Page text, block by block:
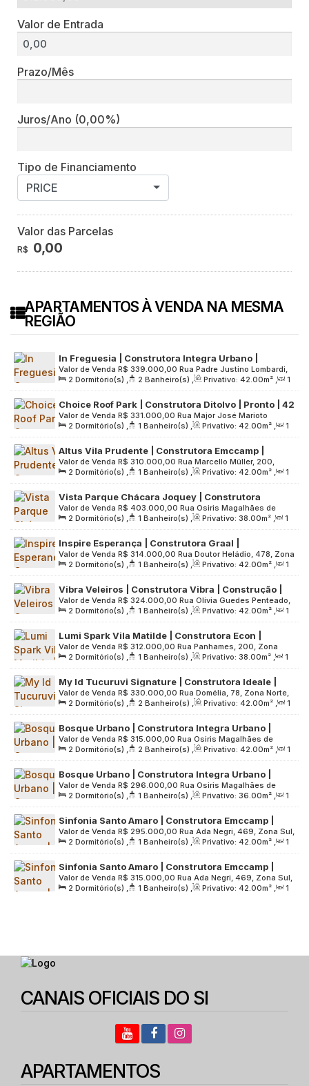
Valor de Entrada
Prazo/Mês
Juros/Ano (0,00%)
Tipo de Financiamento
PRICE
Valor das Parcelas
R$ 0,00
APARTAMENTOS À VENDA NA MESMA
REGIÃO
In Freguesia | Construtora Integra Urbano |
Construção | 42 metros | 02 dormitórios | varanda
| suíte | 01 vaga
R$ 339.000,00
Valor de Venda
Rua Padre Justino Lombardi,
127, Zona Norte, 02931-060, Vila Pereira Cerca, São Paulo,
São Paulo, Brasil
2 Dormitório(s) , 2 Banheiro(s) , Privativo: 42.00m² ,
1
Sala(s) , 1 Suíte(s) , 1 Vaga(s) , Útil: 42.00m² ,
Terreno:
1984.00 m²
Choice Roof Park | Construtora Ditolvo | Pronto | 42
metros | 02 dormitórios | varanda | sem vaga
R$ 331.000,00
Valor de Venda
Rua Major José Marioto
Ferreira, 168, Zona Sul, 05662-020, Paraisópolis, São Paulo,
São Paulo, Brasil
2 Dormitório(s) , 1 Banheiro(s) , Privativo: 42.00m² ,
1
Sala(s) , Útil: 42.00m² , Terreno: 3000.00m²
Altus Vila Prudente | Construtora Emccamp |
Construção | 42 metros | 02 dormitórios | com
varanda | sem vaga
R$ 310.000,00
Valor de Venda
Rua Marcello Müller, 200,
Zona Leste, 03223-060, Jardim Independência, São Paulo,
São Paulo, Brasil
2 Dormitório(s) , 1 Banheiro(s) , Privativo: 42.00m² ,
1
Sala(s) , Útil: 42.00m² , Terreno: 3781.00m²
Vista Parque Chácara Joquey | Construtora
Abiatar | Construção | 38 Metros | 02 Dormitórios |
Varanda Grill | 01 Vaga
R$ 403.000,00
Valor de Venda
Rua Osiris Magalhães de
Almeida, 384, Zona Oeste, 05634-020, Jardim Monte Kemel,
São Paulo, São Paulo, Brasil
2 Dormitório(s) , 1 Banheiro(s) , Privativo: 38.00m² ,
1
Sala(s) , 1 Vaga(s) , Útil: 38.00m² , Terreno: 2001.00m²
Inspire Esperança | Construtora Graal |
Construção | 42 metros | 02 dormitórios | com
varanda | sem vaga
R$ 314.000,00
Valor de Venda
Rua Doutor Heládio, 478, Zona
Leste, 03650-020, Vila Esperança, São Paulo, São Paulo,
Brasil
2 Dormitório(s) , 1 Banheiro(s) , Privativo: 42.00m² ,
1
Sala(s) , Útil: 42.00m² , Terreno: 2080.00m²
Vibra Veleiros | Construtora Vibra | Construção |
42 Metros | 02 Dormitórios | com Varanda | sem
Vaga
R$ 324.000,00
Valor de Venda
Rua Olívia Guedes Penteado,
948, Zona Sul, 04766-000, Socorro, São Paulo, São Paulo,
Brasil
2 Dormitório(s) , 1 Banheiro(s) , Privativo: 42.00m² ,
1
Sala(s) , Útil: 42.00m² , Terreno: 4096.00m²
Lumi Spark Vila Matilde | Construtora Econ |
Construção | 38 metros | 02 dormitórios | com
varanda | sem vaga
R$ 312.000,00
Valor de Venda
Rua Panhames, 200, Zona
Leste, 03644-020, Vila Beatriz, São Paulo, São Paulo, Brasil
2 Dormitório(s) , 1 Banheiro(s) , Privativo: 38.00m² ,
1
Sala(s) , Útil: 38.00m² , Terreno: 1100.00m²
My Id Tucuruvi Signature | Construtora Ideale |
Construção | 42 metros | 02 dormitórios | suíte |
varanda | sem vaga
R$ 330.000,00
Valor de Venda
Rua Domélia, 78, Zona Norte,
02308-100, Vila Mazzei, São Paulo, São Paulo, Brasil
2 Dormitório(s) , 2 Banheiro(s) , Privativo: 42.00m² ,
1
Sala(s) , 1 Suíte(s) , Útil: 42.00m² , Terreno: 1600.00m²
Bosque Urbano | Construtora Integra Urbano |
Construção | 42 metros | 02 dormitórios | suíte |
varanda gourmet | 01 vaga
R$ 315.000,00
Valor de Venda
Rua Osiris Magalhães de
Almeida, 300, 05634-020, Jardim Monte Kemel, São Paulo,
São Paulo, Brasil
2 Dormitório(s) , 2 Banheiro(s) , Privativo: 42.00m² ,
1
Sala(s) , 1 Suíte(s) , 1 Vaga(s) , Útil: 42.00m² ,
Terreno:
5063.00m²
Bosque Urbano | Construtora Integra Urbano |
Construção | 36 metros | 02 dormitórios | varanda
gourmet | sem vaga
R$ 296.000,00
Valor de Venda
Rua Osiris Magalhães de
Almeida, 300, Zona Oeste, 05634-020, Jardim Monte Kemel,
São Paulo, São Paulo, Brasil
2 Dormitório(s) , 1 Banheiro(s) , Privativo: 36.00m² ,
1
Sala(s) , Útil: 36.00m² , Terreno: 5063.00m²
Sinfonia Santo Amaro | Construtora Emccamp |
Lançamento | 42 metros | 02 dormitórios | varanda
| sem vaga
R$ 295.000,00
Valor de Venda
Rua Ada Negri, 469, Zona Sul,
04755-000, Santo Amaro, São Paulo, São Paulo, Brasil
2 Dormitório(s) , 1 Banheiro(s) , Privativo: 42.00m² ,
1
Sala(s) , Útil: 42.00m² , Terreno: 11282.00m²
Sinfonia Santo Amaro | Construtora Emccamp |
Lançamento | 42 metros | 02 dormitórios | varanda
| vaga moto
R$ 315.000,00
Valor de Venda
Rua Ada Negri, 469, Zona Sul,
04755-000, Santo Amaro, São Paulo, São Paulo, Brasil
2 Dormitório(s) , 1 Banheiro(s) , Privativo: 42.00m² ,
1
CANAIS OFICIAIS DO SI
APARTAMENTOS